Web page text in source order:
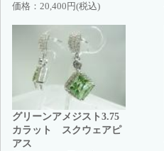
価格： 20,400円(税込)
グリーンアメジスト3.75
カラット スクウェアピ
アス